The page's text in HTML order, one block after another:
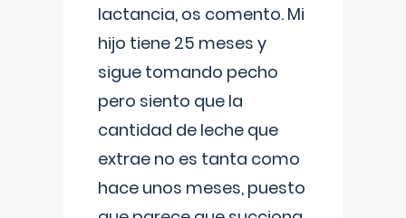
lactancia, os comento. Mi
hijo tiene 25 meses y
sigue tomando pecho
pero siento que la
cantidad de leche que
extrae no es tanta como
hace unos meses, puesto